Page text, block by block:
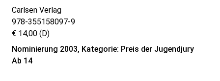
Carlsen Verlag
978-355158097-9
€ 14,00 (D)
Nominierung 2003, Kategorie: Preis der Jugendjury
Ab 14